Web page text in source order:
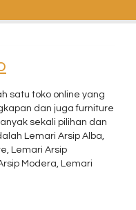
satu toko online yang
dan juga furniture
sekali pilihan dan
Lemari Arsip Alba,
Lemari Arsip
Modera, Lemari